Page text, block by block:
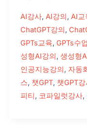
출
강
후
기
AI강사, AI강의, AI교
ChatGPT강의,
GPTs교육, GPTs수업
성형AI강의, 생성형
인공지능강의, 자동
스, 챗GPT, 챗GPT
피티, 코파일럿강사,